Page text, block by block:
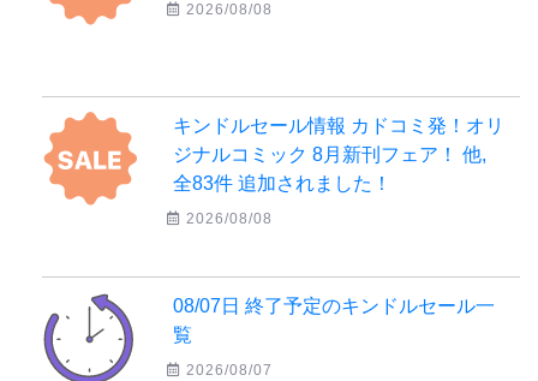
2026/08/08
キンドルセール情報 カドコミ発！オリ
ジナルコミック 8月新刊フェア！ 他,
全83件 追加されました！
2026/08/08
08/07日 終了予定のキンドルセール一
覧
2026/08/07